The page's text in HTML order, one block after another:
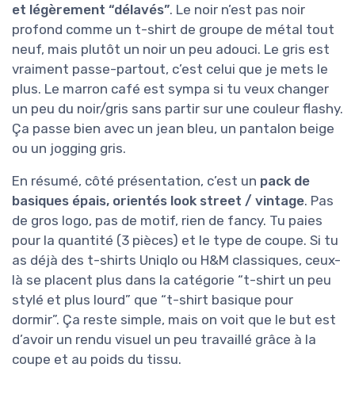
et légèrement “délavés”. Le noir n’est pas noir
profond comme un t-shirt de groupe de métal tout
neuf, mais plutôt un noir un peu adouci. Le gris est
vraiment passe-partout, c’est celui que je mets le
plus. Le marron café est sympa si tu veux changer
un peu du noir/gris sans partir sur une couleur flashy.
Ça passe bien avec un jean bleu, un pantalon beige
ou un jogging gris.
En résumé, côté présentation, c’est un pack de
basiques épais, orientés look street / vintage. Pas
de gros logo, pas de motif, rien de fancy. Tu paies
pour la quantité (3 pièces) et le type de coupe. Si tu
as déjà des t-shirts Uniqlo ou H&M classiques, ceux-
là se placent plus dans la catégorie “t-shirt un peu
stylé et plus lourd” que “t-shirt basique pour
dormir”. Ça reste simple, mais on voit que le but est
d’avoir un rendu visuel un peu travaillé grâce à la
coupe et au poids du tissu.